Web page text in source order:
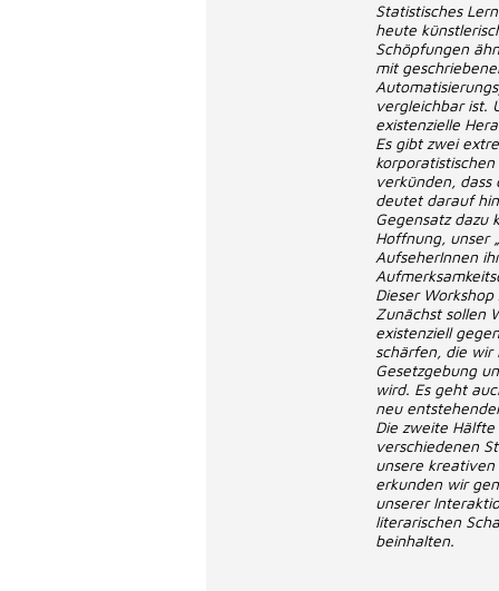
Statistisches
heute
Schöpfungen
mit
vergleichbar ist.
existenzielle
Es gibt zwei
verkünden, dass
deutet darauf
Gegensatz dazu
Hoffnung, unser
AufseherInnen
Dieser
Zunächst sollen
existenziell
schärfen, die wir
Gesetzgebung
wird. Es geht
neu
Die zweite
verschiedenen
unsere
erkunden wir
unserer
literarischen
beinhalten.